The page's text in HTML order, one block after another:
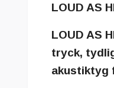
LOUD AS
LOUD AS
tryck,
akustiktyg